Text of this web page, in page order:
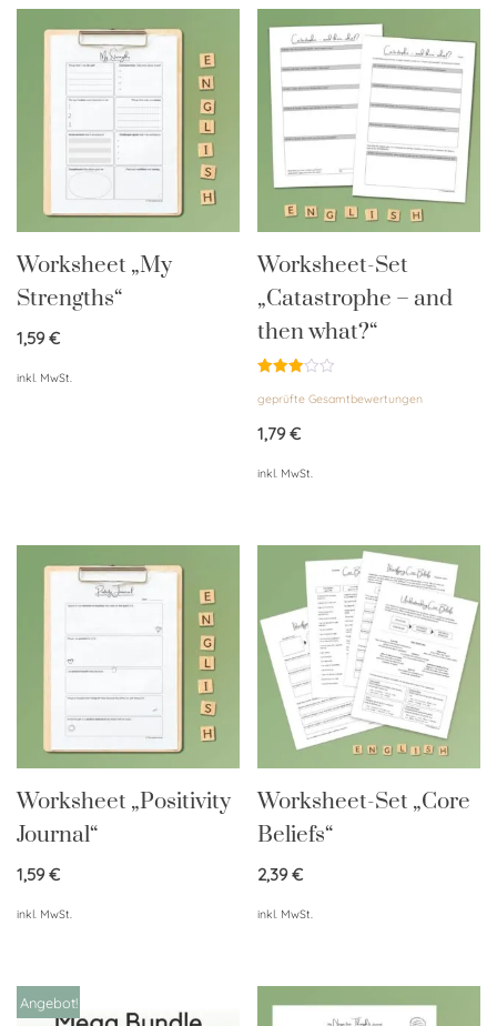
Worksheet „My
Strengths“
1,59€
inkl. MwSt.
Worksheet-Set
„Catastrophe – and
then what?“
mit
von 5
geprüfte Gesamtbewertungen
1,79€
inkl. MwSt.
Worksheet „Positivity
Journal“
1,59€
inkl. MwSt.
Worksheet-Set „Core
Beliefs“
2,39€
inkl. MwSt.
Angebot!